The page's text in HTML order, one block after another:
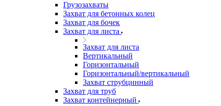
Грузозахваты
Захват для бетонных колец
Захват для бочек
Захват для листа
Захват для листа
Вертикальный
Горизонтальный
Горизонтальный/вертикальный
Захват струбцинный
Захват для труб
Захват контейнерный